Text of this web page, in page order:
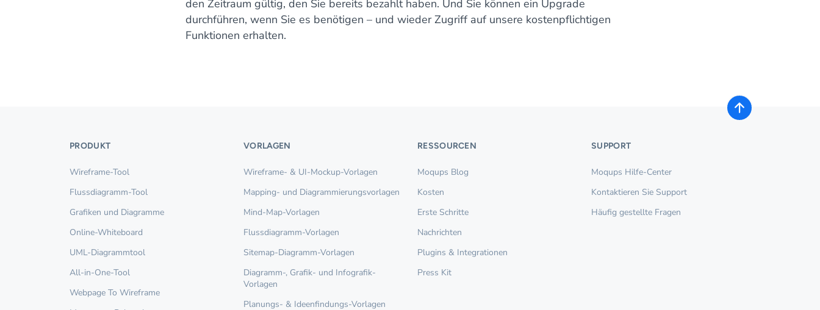
den Zeitraum gültig, den Sie bereits bezahlt haben. Und Sie können ein Upgrade
durchführen, wenn Sie es benötigen – und wieder Zugriff auf unsere kostenpflichtigen
Funktionen erhalten.
PRODUKT
Wireframe-Tool
Flussdiagramm-Tool
Grafiken und Diagramme
Online-Whiteboard
UML-Diagrammtool
All-in-One-Tool
Webpage To Wireframe
VORLAGEN
Wireframe- & UI-Mockup-Vorlagen
Mapping- und Diagrammierungsvorlagen
Mind-Map-Vorlagen
Flussdiagramm-Vorlagen
Sitemap-Diagramm-Vorlagen
Diagramm-, Grafik- und Infografik-
Vorlagen
Planungs- & Ideenfindungs-Vorlagen
RESSOURCEN
Moqups Blog
Kosten
Erste Schritte
Nachrichten
Plugins & Integrationen
Press Kit
SUPPORT
Moqups Hilfe-Center
Kontaktieren Sie Support
Häufig gestellte Fragen